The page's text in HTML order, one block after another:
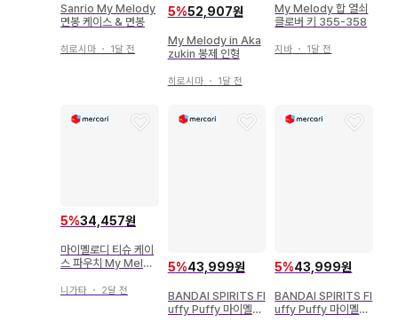
Sanrio My Melody
면봉 케이스 & 면봉
히로시마 ・ 1달 전
5%52,907원
My Melody in Aka
zukin 봉제 인형
히로시마・ 1달 전
My Melody 합 열쇠
클로버 키 355-358
지바 ・ 1달 전
5%34,457원
마이멜로디 티슈 케이
스 파우치 My Melod
니가타 ・ 2달 전
5%43,999원
BANDAI SPIRITS Fl
uffy Puffy 마이멜로
5%43,999원
BANDAI SPIRITS Fl
uffy Puffy 마이멜로